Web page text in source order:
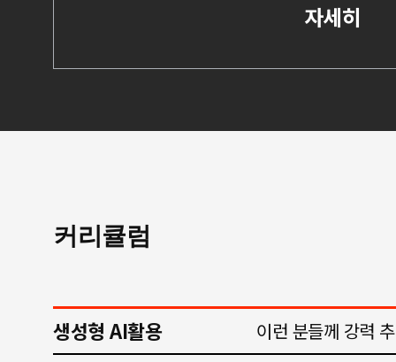
자세히
커리큘럼
생성형 AI활용 이런 분들께 강력